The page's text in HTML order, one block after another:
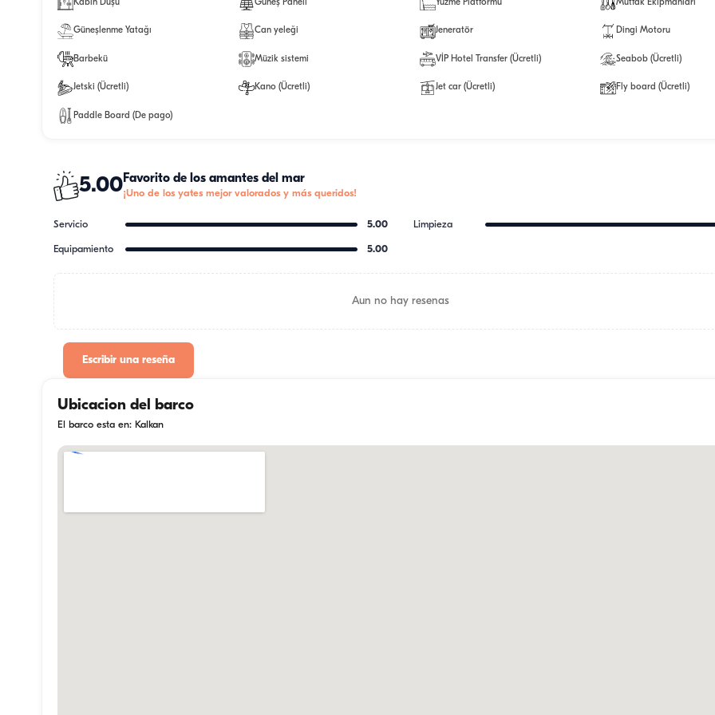
Kabin Duşu Güneş Paneli Yüzme Platformu Mutfak Ekipmanları
Güneşlenme Yatağı Can yeleği Jeneratör Dingi Motoru
Barbekü Müzik sistemi VİP Hotel Transfer (Ücretli) Seabob (Ücretli)
Jetski (Ücretli) Kano (Ücretli) Jet car (Ücretli) Fly board (Ücretli)
Paddle Board (De pago)
5.00Favorito de los amantes del mar
¡Uno de los yates mejor valorados y más queridos!
Servicio 5.00 Limpieza
Equipamiento 5.00
Aun no hay resenas
Escribir una reseña
Ubicacion del barco
El barco esta en: Kalkan